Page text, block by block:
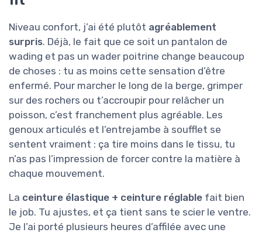
Niveau confort, j’ai été plutôt agréablement
surpris. Déjà, le fait que ce soit un pantalon de
wading et pas un wader poitrine change beaucoup
de choses : tu as moins cette sensation d’être
enfermé. Pour marcher le long de la berge, grimper
sur des rochers ou t’accroupir pour relâcher un
poisson, c’est franchement plus agréable. Les
genoux articulés et l’entrejambe à soufflet se
sentent vraiment : ça tire moins dans le tissu, tu
n’as pas l’impression de forcer contre la matière à
chaque mouvement.
La ceinture élastique + ceinture réglable fait bien
le job. Tu ajustes, et ça tient sans te scier le ventre.
Je l’ai porté plusieurs heures d’affilée avec une